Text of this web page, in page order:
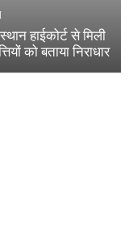
हाईकोर्ट से मिली
को बताया निराधार